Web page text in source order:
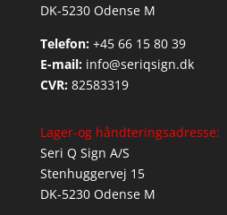
DK-5230 Odense M
Telefon: +45 66 15 80 39
E-mail: info@seriqsign.dk
CVR: 82583319
Lager-og håndteringsadresse:
Seri Q Sign A/S
Stenhuggervej 15
DK-5230 Odense M